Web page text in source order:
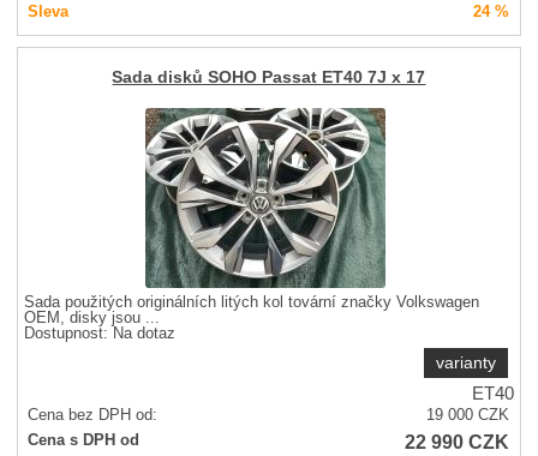
Sleva 24 %
Sada disků SOHO Passat ET40 7J x 17
Sada použitých originálních litých kol tovární značky Volkswagen
OEM, disky jsou ...
Dostupnost: Na dotaz
varianty
ET40
Cena bez DPH od: 19 000CZK
Cena s DPH od
22 990CZK